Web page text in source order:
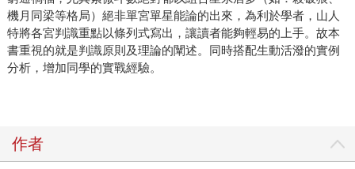
機月同梁等格局）絕非單宮單星能論的出來，為利於學者，山人
特將各宮判識重點以條列式寫出，讓讀者能夠輕易的上手。故本
書重視的就是判識原則及理論的闡述。同時搭配生動活潑的實例
分析，增加同學的實戰經驗。
作者